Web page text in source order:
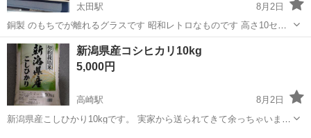
太田駅
8月2日
銅製 のもちでが離れるグラスです 昭和レトロなものです 高さ10セン
チ 直径5センチ 正確な丸では ありません 新品未使用品です 箱入りで群馬 太田市 太田駅 食品
新潟県産コシヒカリ10kg
5,000円
高崎駅
8月2日
新潟県産こしひかり10kgです。 実家から送られてきて余っちゃいまし